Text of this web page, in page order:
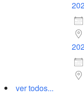
ver todos...